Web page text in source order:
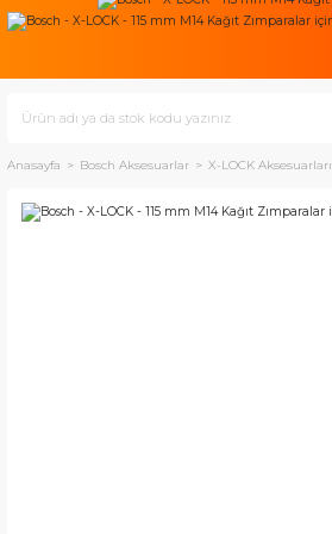
Anasayfa Bosch Aksesuarlar X-LOCK Aksesuarları